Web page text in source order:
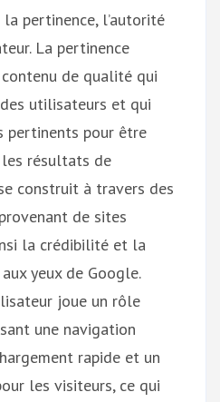
pertinence, l’autorité
La pertinence
de qualité qui
utilisateurs et qui
pertinents pour être
résultats de
construit à travers des
de sites
la crédibilité et la
yeux de Google.
joue un rôle
une navigation
rapide et un
les visiteurs, ce qui